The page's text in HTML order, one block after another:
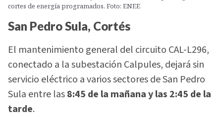
cortes de energía programados. Foto: ENEE
San Pedro Sula, Cortés
El mantenimiento general del circuito CAL-L296,
conectado a la subestación Calpules, dejará sin
servicio eléctrico a varios sectores de San Pedro
Sula entre las8:45 de la mañana y las 2:45 de la
tarde.